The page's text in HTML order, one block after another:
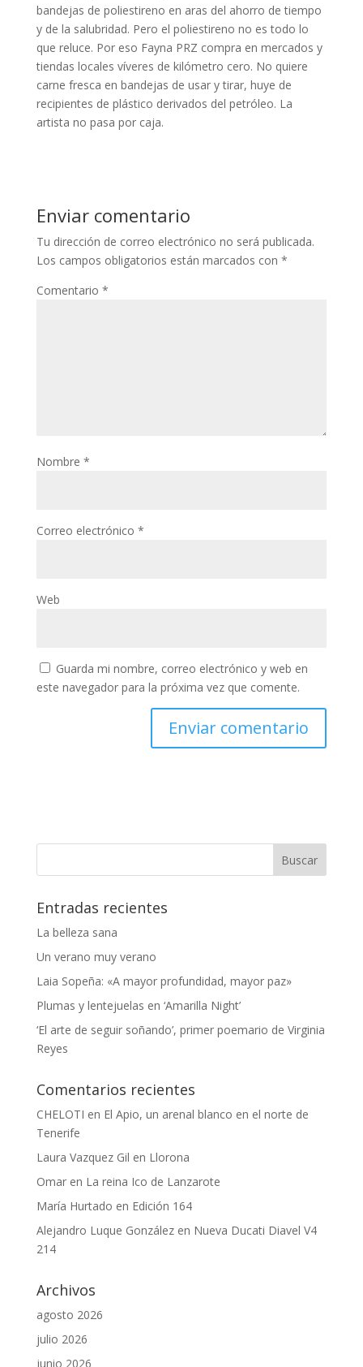
bandejas de poliestireno en aras del ahorro de tiempo
y de la salubridad. Pero el poliestireno no es todo lo
que reluce. Por eso Fayna PRZ compra en mercados y
tiendas locales víveres de kilómetro cero. No quiere
carne fresca en bandejas de usar y tirar, huye de
recipientes de plástico derivados del petróleo. La
artista no pasa por caja.
Enviar comentario
Tu dirección de correo electrónico no será publicada.
Los campos obligatorios están marcados con *
Comentario *
Nombre *
Correo electrónico *
Web
Guarda mi nombre, correo electrónico y web en
este navegador para la próxima vez que comente.
Entradas recientes
La belleza sana
Un verano muy verano
Laia Sopeña: «A mayor profundidad, mayor paz»
Plumas y lentejuelas en ‘Amarilla Night’
‘El arte de seguir soñando’, primer poemario de Virginia
Reyes
Comentarios recientes
CHELOTI en El Apio, un arenal blanco en el norte de
Tenerife
Laura Vazquez Gil en Llorona
Omaren La reina Ico de Lanzarote
María Hurtado en Edición 164
Alejandro Luque Gonzálezen Nueva Ducati Diavel V4
214
Archivos
agosto 2026
julio 2026
junio 2026